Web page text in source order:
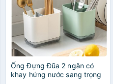
Ống Đựng Đũa 2 ngăn có
khay hứng nước sang trọng